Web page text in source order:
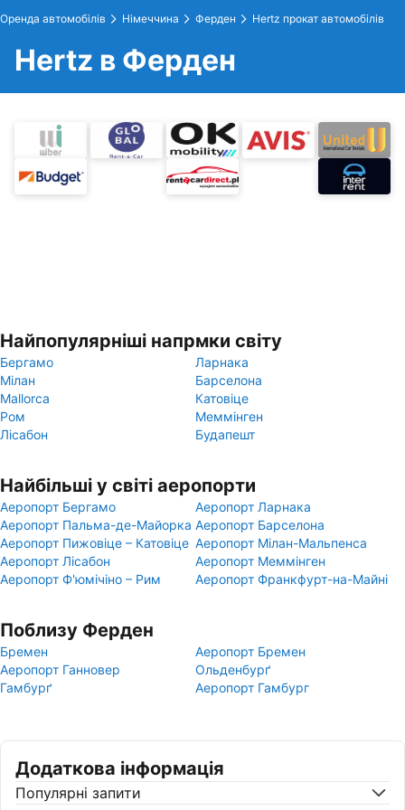
Оренда автомобілів Німеччина Ферден Hertz прокат автомобілів
Hertz в Ферден
Найпопулярніші напрмки світу
Бергамо
Ларнака
Мілан
Барселона
Mallorca
Катовіце
Ром
Меммінген
Лісабон
Будапешт
Найбільші у світі аеропорти
Аеропорт Бергамо
Аеропорт Ларнака
Аеропорт Пальма-де-Майорка Аеропорт Барселона
Аеропорт Пижовіце – Катовіце Аеропорт Мілан-Мальпенса
Аеропорт Лісабон
Аеропорт Меммінген
Аеропорт Ф'юмічіно – Рим
Аеропорт Франкфурт-на-Майні
Поблизу Ферден
Бремен
Аеропорт Бремен
Аеропорт Ганновер
Ольденбурґ
Гамбурґ
Аеропорт Гамбург
Додаткова інформація
Популярні запити